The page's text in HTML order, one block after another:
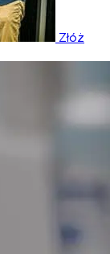
Złóż